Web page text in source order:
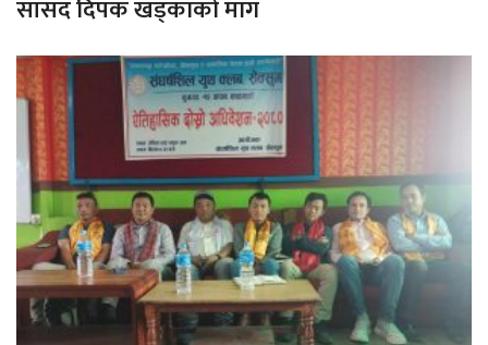
सांसद दिपक खड्काको माग